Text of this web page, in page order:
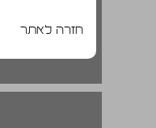
חזרה לאתר